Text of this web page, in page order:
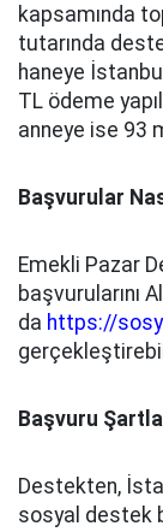
kapsamında
tutarında
haneye
TL ödeme
anneye ise 93
Başvurular
Emekli Pazar
başvurularını
da https://
Başvuru
Destekten,
sosyal destek